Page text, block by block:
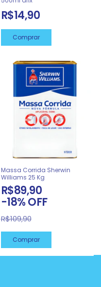
R$14,90
Massa Corrida Sherwin
Williams 25 Kg
R$89,90
-18%OFF
R$109,90